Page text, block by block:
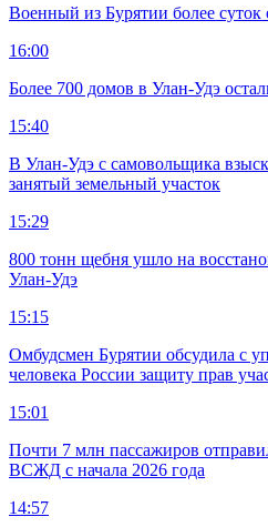
Военный из Бурятии более
16:00
Более 700 домов в Улан-Удэ
15:40
В Улан-Удэ с самовольщика
занятый земельный участок
15:29
800 тонн щебня ушло на
Улан-Удэ
15:15
Омбудсмен Бурятии обсудила с
человека России защиту прав
15:01
Почти 7 млн пассажиров
ВСЖД с начала 2026 года
14:57